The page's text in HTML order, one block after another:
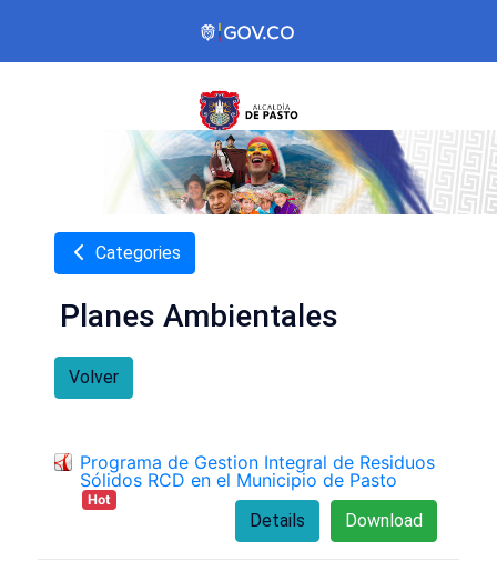
Categories
Planes Ambientales
Volver
Programa de Gestion Integral de Residuos
Sólidos RCD en el Municipio de Pasto
Hot
Download
Details